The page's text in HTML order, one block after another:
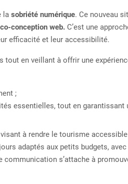
la sobriété numérique. Ce nouveau
conception web. C’est une
efficacité et leur accessibilité.
tout en veillant à offrir une
;
essentielles, tout en garantissant
à rendre le tourisme
adaptés aux petits budgets,
communication s’attache à